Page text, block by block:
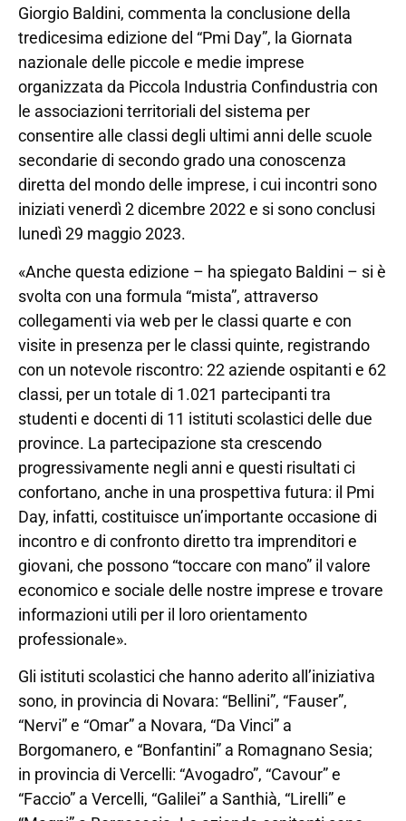
Giorgio Baldini, commenta la conclusione della
tredicesima edizione del “Pmi Day”, la Giornata
nazionale delle piccole e medie imprese
organizzata da Piccola Industria Confindustria con
le associazioni territoriali del sistema per
consentire alle classi degli ultimi anni delle scuole
secondarie di secondo grado una conoscenza
diretta del mondo delle imprese, i cui incontri sono
iniziati venerdì 2 dicembre 2022 e si sono conclusi
lunedì 29 maggio 2023.
«Anche questa edizione – ha spiegato Baldini – si è
svolta con una formula “mista”, attraverso
collegamenti via web per le classi quarte e con
visite in presenza per le classi quinte, registrando
con un notevole riscontro: 22 aziende ospitanti e 62
classi, per un totale di 1.021 partecipanti tra
studenti e docenti di 11 istituti scolastici delle due
province. La partecipazione sta crescendo
progressivamente negli anni e questi risultati ci
confortano, anche in una prospettiva futura: il Pmi
Day, infatti, costituisce un’importante occasione di
incontro e di confronto diretto tra imprenditori e
giovani, che possono “toccare con mano” il valore
economico e sociale delle nostre imprese e trovare
informazioni utili per il loro orientamento
professionale».
Gli istituti scolastici che hanno aderito all’iniziativa
sono, in provincia di Novara: “Bellini”, “Fauser”,
“Nervi” e “Omar” a Novara, “Da Vinci” a
Borgomanero, e “Bonfantini” a Romagnano Sesia;
in provincia di Vercelli: “Avogadro”, “Cavour” e
“Faccio” a Vercelli, “Galilei” a Santhià, “Lirelli” e